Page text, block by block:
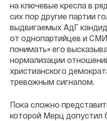
на ключевые кресла в
сих пор другие партии
выдвигаемых АдГ
от однопартийцев и
понимать» его
нормализации
христианского
тревожным сигналом.
Пока сложно
которой Мерц допустил